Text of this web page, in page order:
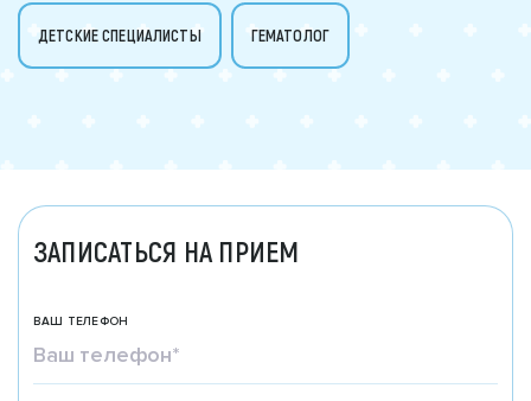
ДЕТСКИЕ СПЕЦИАЛИСТЫ ГЕМАТОЛОГ
ЗАПИСАТЬСЯ НА ПРИЕМ
ВАШ ТЕЛЕФОН